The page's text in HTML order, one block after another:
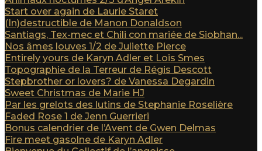
Start over again de Laurie Staret
(In)destructible de Manon Donaldson
Santiags, Tex-mec et Chili con mariée de Siobhan...
Nos âmes louves 1/2 de Juliette Pierce
Entirely yours de Karyn Adler et Lois Smes
Topographie de la Terreur de Régis Descott
Stepbrother or lovers? de Vanessa Degardin
Sweet Christmas de Marie HJ
Par les grelots des lutins de Stephanie Roselière
Faded Rose 1 de Jenn Guerrieri
Bonus calendrier de l’Avent de Gwen Delmas
Fire meet gasolne de Karyn Adler